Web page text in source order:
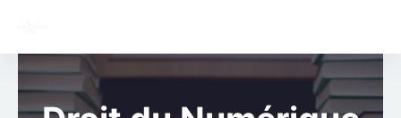
Skip to main content